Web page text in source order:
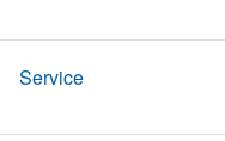
Service